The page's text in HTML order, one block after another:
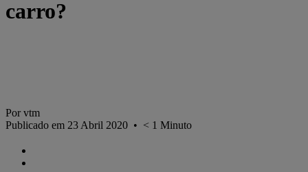
carro?
Por vtm
Publicado em 23 Abril 2020 • < 1 Minuto